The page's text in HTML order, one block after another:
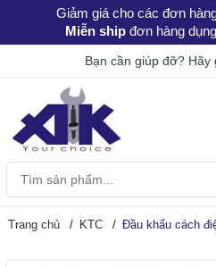
Giảm giá cho các đơn
Miễn ship đơn hàng
Bạn cần giúp đỡ? Hãy
Trang chủ KTC Đầu khẩu cách